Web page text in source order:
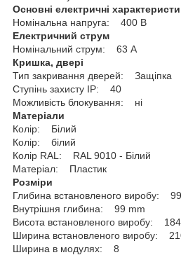
Основні електричні
Номінальна напруга: 400 B
Електричний струм
Номінальний струм: 63 A
Кришка, двері
Тип закривання дверей: Защіпка
Ступінь захисту IP: 40
Можливість блокування: ні
Матеріали
Колір: Білий
Колір: білий
Колір RAL: RAL 9010 - Білий
Матеріал: Пластик
Розміри
Глибина встановленого виробу:
Внутрішня глибина: 99 mm
Висота встановленого виробу:
Ширина встановленого виробу:
Ширина в модулях: 8